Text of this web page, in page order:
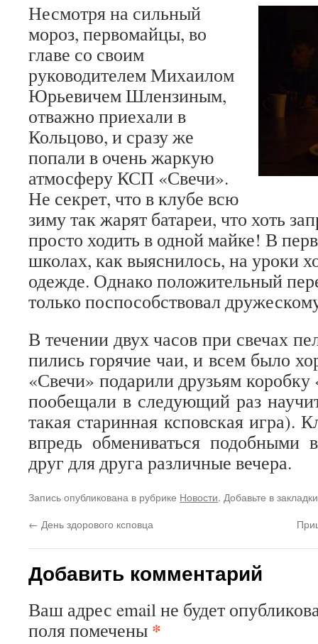
Несмотря на сильный
мороз, первомайцы, во
главе со своим
руководителем Михаилом
Юрьевичем Шлензиным,
отважно приехали в
Кольцово, и сразу же
попали в очень жаркую
атмосферу КСП «Свечи».
Не секрет, что в клубе всю
зиму так жарят батареи, что хоть
просто ходить в одной майке! В
школах, как выяснилось, на уроки
одежде. Однако положительный
только поспособствовал
В течении двух часов при свечах
пились горячие чаи, и всем было
«Свечи» подарили друзьям
пообещали в следующий раз
такая старинная ксповская игра).
впредь обмениваться подобными
друг для друга различные вечера.
Запись опубликована в рубрике Новости. Добавьте в
← День здорового ксповца
Добавить комментарий
Ваш адрес email не будет
поля помечены *